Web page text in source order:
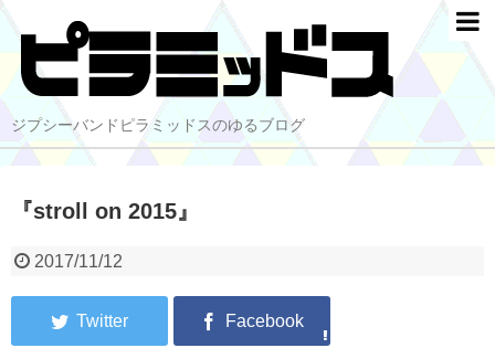
ジプシーバンドピラミッドスのゆるブログ
『stroll on 2015』
2017/11/12